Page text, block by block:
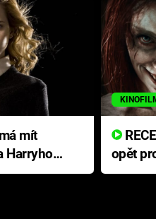
mít
Harryho
RECENZE: Smrtelné zlo se
opět